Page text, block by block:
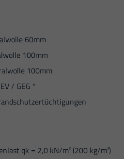
60mm
100mm
100mm
/ GEG *
qk = 2,0 kN/m² (200 kg/m²)